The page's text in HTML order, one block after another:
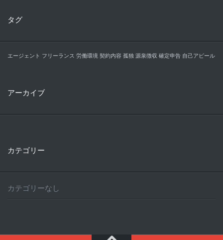
タグ
エージェント フリーランス 労働環境 契約内容 孤独 源泉徴収 確定申告 自己アピール
アーカイブ
カテゴリー
カテゴリーなし